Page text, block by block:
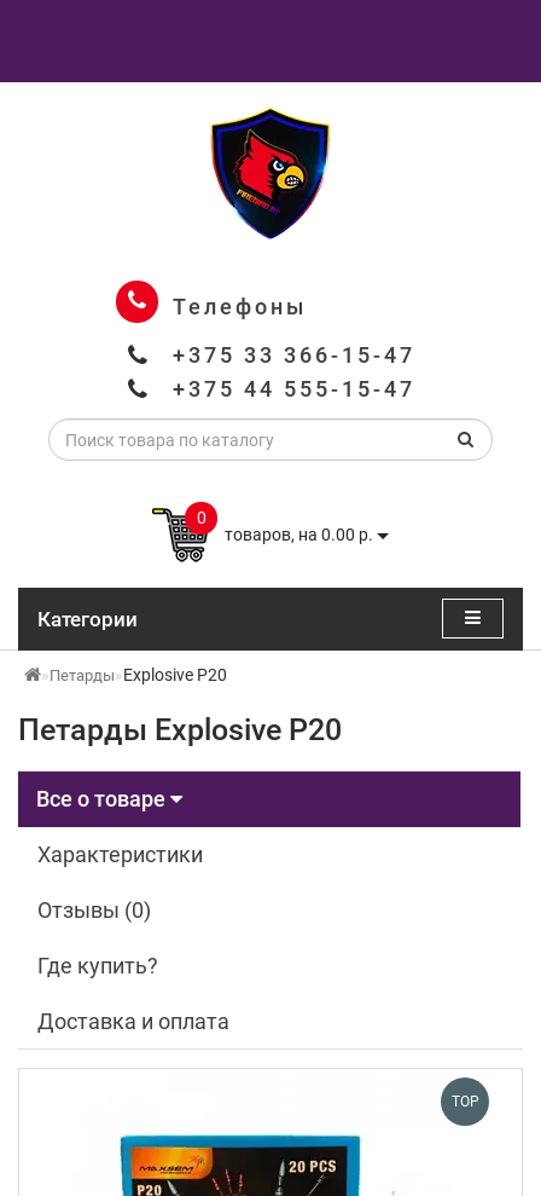
Телефоны
+375 33 366-15-47
+375 44 555-15-47
0
товаров, на 0.00 р.
Категории
Петарды Explosive P20
Петарды Explosive P20
Все о товаре
Характеристики
Отзывы (0)
Где купить?
Доставка и оплата
TOP